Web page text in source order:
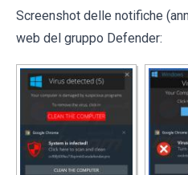
Screenshot delle notifiche
web del gruppo Defender: